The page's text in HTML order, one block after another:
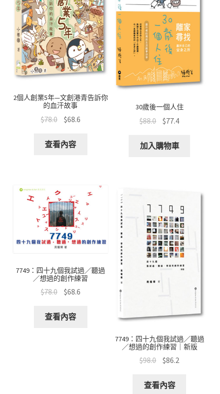
2個人創業5年—文創港青告訴你
的血汗故事
$78.0 $68.6
查看內容
30歲後一個人住
$88.0 $77.4
加入購物車
7749：四十九個我試過／聽過
／想過的創作練習
$78.0 $68.6
查看內容
7749：四十九個我試過／聽過
／想過的創作練習｜新版
$98.0 $86.2
查看內容